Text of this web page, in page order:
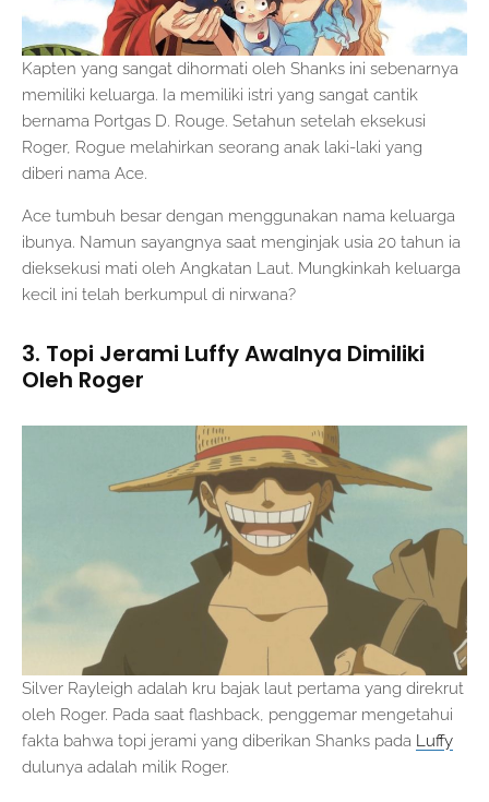
Kapten yang sangat dihormati oleh Shanks ini sebenarnya
memiliki keluarga. Ia memiliki istri yang sangat cantik
bernama Portgas D. Rouge. Setahun setelah eksekusi
Roger, Rogue melahirkan seorang anak laki-laki yang
diberi nama Ace.
Ace tumbuh besar dengan menggunakan nama keluarga
ibunya. Namun sayangnya saat menginjak usia 20 tahun ia
dieksekusi mati oleh Angkatan Laut. Mungkinkah keluarga
kecil ini telah berkumpul di nirwana?
3. Topi Jerami Luffy Awalnya Dimiliki
Oleh Roger
Silver Rayleigh adalah kru bajak laut pertama yang direkrut
oleh Roger. Pada saat flashback, penggemar mengetahui
fakta bahwa topi jerami yang diberikan Shanks pada Luffy
dulunya adalah milik Roger.